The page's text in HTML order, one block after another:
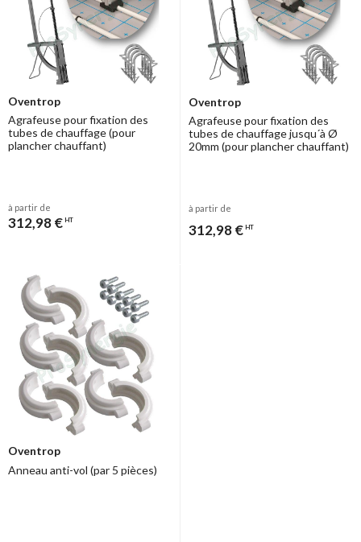
Oventrop
Agrafeuse pour fixation des
tubes de chauffage (pour
plancher chauffant)
à partir de
312,98 € HT
Oventrop
Agrafeuse pour fixation des
tubes de chauffage jusqu´à Ø
20mm (pour plancher chauffant)
à partir de
312,98 € HT
Oventrop
Anneau anti-vol (par 5 pièces)